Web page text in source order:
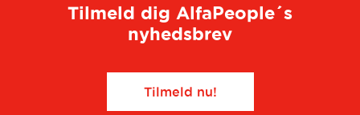
Tilmeld dig AlfaPeople´s
nyhedsbrev
Tilmeld nu!​